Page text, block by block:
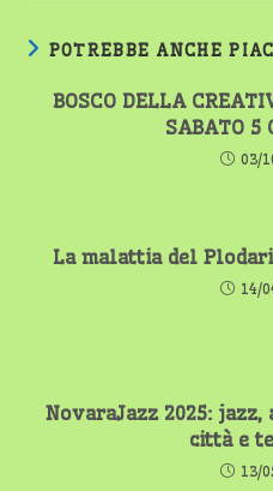
POTREBBE ANCHE
BOSCO DELLA
SABATO 5
03/
La malattia del
14/
NovaraJazz 2025:
città e
13/